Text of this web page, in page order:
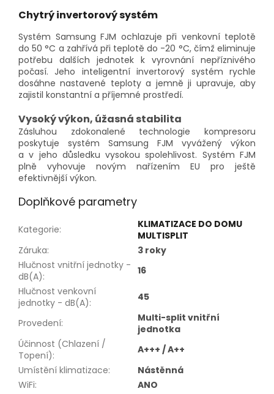
Chytrý invertorový systém
Systém Samsung FJM ochlazuje při venkovní teplotě
do 50 °C a zahřívá při teplotě do -20 °C, čímž eliminuje
potřebu dalších jednotek k vyrovnání nepříznivého
počasí. Jeho inteligentní invertorový systém rychle
dosáhne nastavené teploty a jemně ji upravuje, aby
zajistil konstantní a příjemné prostředí.
Vysoký výkon, úžasná stabilita
Zásluhou zdokonalené technologie kompresoru
poskytuje systém Samsung FJM vyvážený výkon
a v jeho důsledku vysokou spolehlivost. Systém FJM
plně vyhovuje novým nařízením EU pro ještě
efektivnější výkon.
Doplňkové parametry
Kategorie:
KLIMATIZACE DO DOMU
MULTISPLIT
Záruka:
3 roky
Hlučnost vnitřní jednotky -
dB(A):
16
Hlučnost venkovní
jednotky - dB(A): 45
Provedení:
Multi-split vnitřní
jednotka
Účinnost (Chlazení /
Topení):
A+++ / A++
Umístění klimatizace:
Nástěnná
WiFi:
ANO